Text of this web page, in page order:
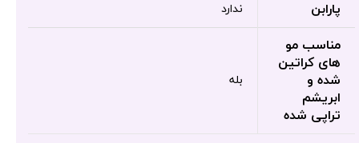
پارابن ندارد
مناسب مو
های کراتین
شده و
ابریشم
تراپی شده
بله